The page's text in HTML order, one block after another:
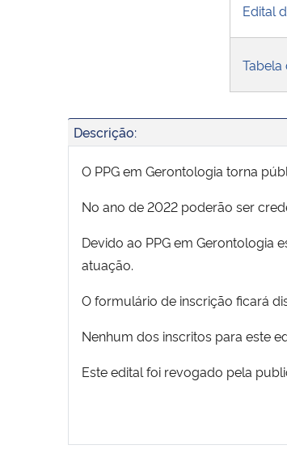
Edital
Descrição:
O PPG em Gerontologia torna
No ano de 2022 poderão ser
Devido ao PPG em Gerontologia
atuação.
O formulário de inscrição ficará
Nenhum dos inscritos para este
Este edital foi revogado pela